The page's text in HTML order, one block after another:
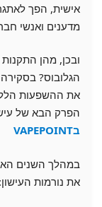
אישית, הפך
מדענים ואנשי
ובכן, מהן
הגלובוס?
את ההשפעות
הפרק הבא של
בVAPEPOINT
במהלך השנים
את נורמות העישון: